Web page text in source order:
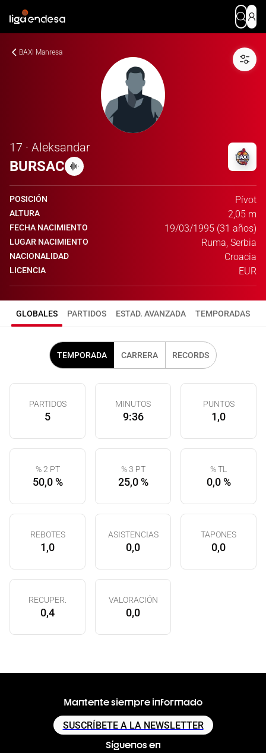
BAXI Manresa
17 · Aleksandar
BURSAC
POSICIÓN Pívot
ALTURA 2,05 m
FECHA NACIMIENTO 19/03/1995 (31 años)
LUGAR NACIMIENTO Ruma, Serbia
NACIONALIDAD Croacia
LICENCIA EUR
GLOBALES PARTIDOS ESTAD. AVANZADA TEMPORADAS
TEMPORADA CARRERA RECORDS
PARTIDOS
5
MINUTOS
9:36
PUNTOS
1,0
% 2 PT
50,0 %
% 3 PT
25,0 %
% TL
0,0 %
REBOTES
1,0
ASISTENCIAS
0,0
TAPONES
0,0
RECUPER.
0,4
VALORACIÓN
0,0
Mantente siempre informado
SUSCRÍBETE A LA NEWSLETTER
Síguenos en